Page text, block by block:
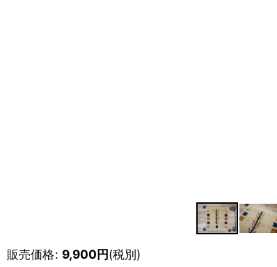
販売価格: 9,900円(税別)